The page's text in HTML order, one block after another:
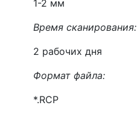
1-2 мм
Время сканирования:
2 рабочих дня
Формат файла:
*.RCP